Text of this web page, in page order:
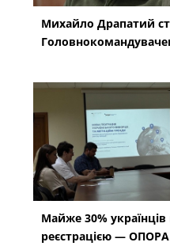
Михайло Драпатий
Майже 30%
реєстрацією —